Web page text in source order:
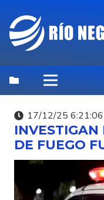
17/12/25
INVESTIGAN
DE FUEGO